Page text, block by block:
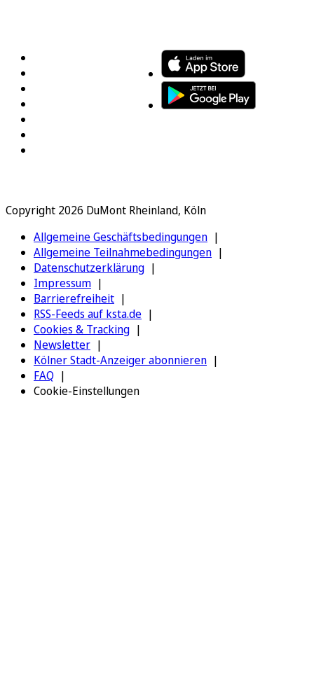
Copyright 2026 DuMont Rheinland, Köln
Allgemeine Geschäftsbedingungen
Allgemeine Teilnahmebedingungen
Datenschutzerklärung
Impressum
Barrierefreiheit
RSS-Feeds auf ksta.de
Cookies & Tracking
Newsletter
Kölner Stadt-Anzeiger abonnieren
FAQ
Cookie-Einstellungen